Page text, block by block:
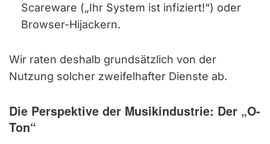
Scareware („Ihr System ist infiziert!“) oder
Browser-Hijackern.
Wir raten deshalb grundsätzlich von der
Nutzung solcher zweifelhafter Dienste ab.
Die Perspektive der Musikindustrie: Der „O-
Ton“